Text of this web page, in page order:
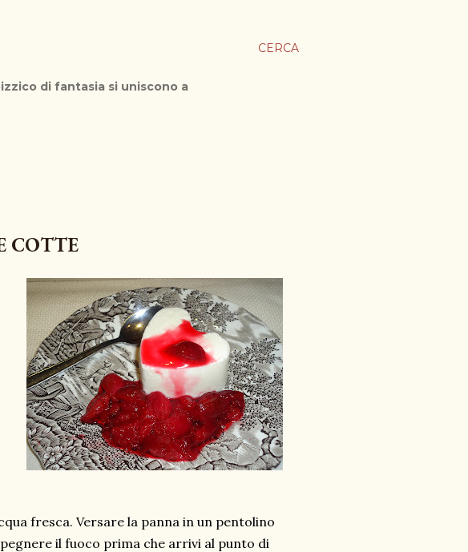
CERCA
di fantasia si uniscono a
COTTE
fresca. Versare la panna in un pentolino
il fuoco prima che arrivi al punto di